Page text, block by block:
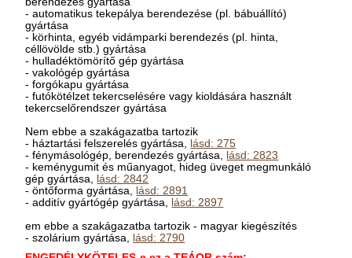
- automatikus tekepálya berendezése (pl. bábuállító)
gyártása
- körhinta, egyéb vidámparki berendezés (pl. hinta,
céllövölde stb.) gyártása
- hulladéktömörítő gép gyártása
- vakológép gyártása
- forgókapu gyártása
- futókötélzet tekercselésére vagy kioldására használt
tekercselőrendszer gyártása
Nem ebbe a szakágazatba tartozik
- háztartási felszerelés gyártása, lásd: 275
- fénymásológép, berendezés gyártása, lásd: 2823
- keménygumit és műanyagot, hideg üveget megmunkáló
gép gyártása, lásd: 2842
- öntőforma gyártása, lásd: 2891
- additív gyártógép gyártása, lásd: 2897
em ebbe a szakágazatba tartozik - magyar kiegészítés
- szolárium gyártása, lásd: 2790